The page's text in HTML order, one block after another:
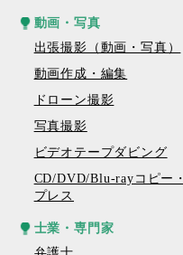
動画・写真
出張撮影（動画・写真）
動画作成・編集
ドローン撮影
写真撮影
ビデオテープダビング
CD/DVD/Blu-rayコピー・
プレス
士業・専門家